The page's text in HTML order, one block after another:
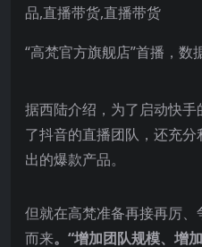
“高梵官方旗舰店”首播，数
据西陆介绍，为了启动快
了抖音的直播团队，还充
出的爆款产品。
但就在高梵准备再接再厉
而来。“增加团队规模、增